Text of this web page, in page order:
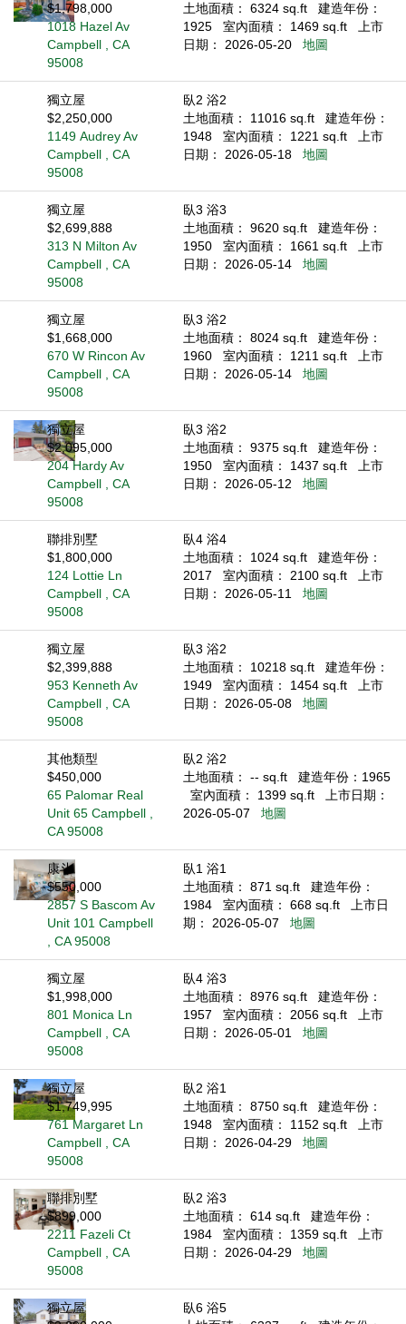
$1,798,000
1018 Hazel Av
Campbell , CA
95008
土地面積： 6324 sq.ft
建造年份：
1925
室內面積： 1469 sq.ft
上市
日期： 2026-05-20
地圖
獨立屋
$2,250,000
1149 Audrey Av
Campbell , CA
95008
臥2 浴2
土地面積： 11016 sq.ft
建造年份：
1948
室內面積： 1221 sq.ft
上市
日期： 2026-05-18
地圖
獨立屋
$2,699,888
313 N Milton Av
Campbell , CA
95008
臥3 浴3
土地面積： 9620 sq.ft
建造年份：
1950
室內面積： 1661 sq.ft
上市
日期： 2026-05-14
地圖
獨立屋
$1,668,000
670 W Rincon Av
Campbell , CA
95008
臥3 浴2
土地面積： 8024 sq.ft
建造年份：
1960
室內面積： 1211 sq.ft
上市
日期： 2026-05-14
地圖
獨立屋
$2,095,000
204 Hardy Av
Campbell , CA
95008
臥3 浴2
土地面積： 9375 sq.ft
建造年份：
1950
室內面積： 1437 sq.ft
上市
日期： 2026-05-12
地圖
聯排別墅
$1,800,000
124 Lottie Ln
Campbell , CA
95008
臥4 浴4
土地面積： 1024 sq.ft
建造年份：
2017
室內面積： 2100 sq.ft
上市
日期： 2026-05-11
地圖
獨立屋
$2,399,888
953 Kenneth Av
Campbell , CA
95008
臥3 浴2
土地面積： 10218 sq.ft
建造年份：
1949
室內面積： 1454 sq.ft
上市
日期： 2026-05-08
地圖
其他類型
$450,000
65 Palomar Real
Unit 65 Campbell ,
CA 95008
臥2 浴2
土地面積： -- sq.ft
建造年份：1965
室內面積： 1399 sq.ft
上市日期：
2026-05-07
地圖
康斗
$550,000
2857 S Bascom Av
Unit 101 Campbell
, CA 95008
臥1 浴1
土地面積： 871 sq.ft
建造年份：
1984
室內面積： 668 sq.ft
上市日
期： 2026-05-07
地圖
獨立屋
$1,998,000
801 Monica Ln
Campbell , CA
95008
臥4 浴3
土地面積： 8976 sq.ft
建造年份：
1957
室內面積： 2056 sq.ft
上市
日期： 2026-05-01
地圖
獨立屋
$1,749,995
761 Margaret Ln
Campbell , CA
95008
臥2 浴1
土地面積： 8750 sq.ft
建造年份：
1948
室內面積： 1152 sq.ft
上市
日期： 2026-04-29
地圖
聯排別墅
$899,000
2211 Fazeli Ct
Campbell , CA
95008
臥2 浴3
土地面積： 614 sq.ft
建造年份：
1984
室內面積： 1359 sq.ft
上市
日期： 2026-04-29
地圖
獨立屋
臥6 浴5